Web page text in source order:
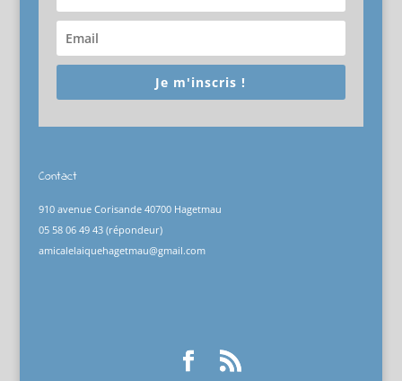
Je m'inscris !
Contact
910 avenue Corisande 40700 Hagetmau
05 58 06 49 43 (répondeur)
amicalelaiquehagetmau@gmail.com